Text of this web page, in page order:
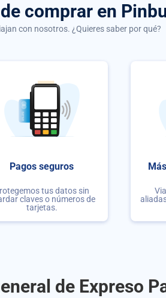
comprar en
con nosotros. ¿Quieres saber por qué?
Pagos seguros
tus datos sin
claves o números de
tarjetas.
de Expreso